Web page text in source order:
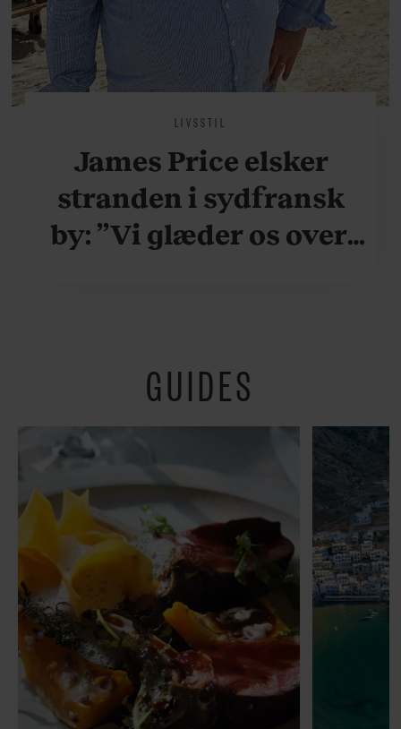
LIVSSTIL
James Price elsker
stranden i sydfransk
by: ”Vi glæder os over,
fredeligt”
GUIDES